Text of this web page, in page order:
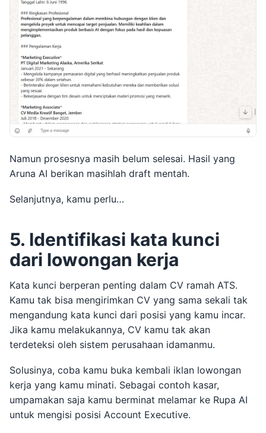
Namun prosesnya masih belum selesai. Hasil yang
Aruna AI berikan masihlah draft mentah.
Selanjutnya, kamu perlu…
5. Identifikasi kata kunci
dari lowongan kerja
Kata kunci berperan penting dalam CV ramah ATS.
Kamu tak bisa mengirimkan CV yang sama sekali tak
mengandung kata kunci dari posisi yang kamu incar.
Jika kamu melakukannya, CV kamu tak akan
terdeteksi oleh sistem perusahaan idamanmu.
Solusinya, coba kamu buka kembali iklan lowongan
kerja yang kamu minati. Sebagai contoh kasar,
umpamakan saja kamu berminat melamar ke Rupa AI
untuk mengisi posisi Account Executive.